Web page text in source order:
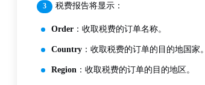
税费报告将显示：
Order ：收取税费的订单名称。
Country ：收取税费的订单的目的地国家。
Region ：收取税费的订单的目的地区。